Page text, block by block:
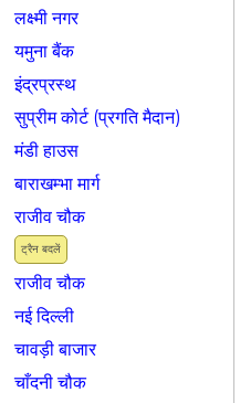
लक्ष्मी नगर
यमुना बैंक
इंद्रप्रस्थ
सुप्रीम कोर्ट (प्रगति मैदान)
मंडी हाउस
बाराखम्भा मार्ग
ट्रैन बदलें
राजीव चौक
राजीव चौक
नई दिल्ली
चावड़ी बाजार
चाँदनी चौक